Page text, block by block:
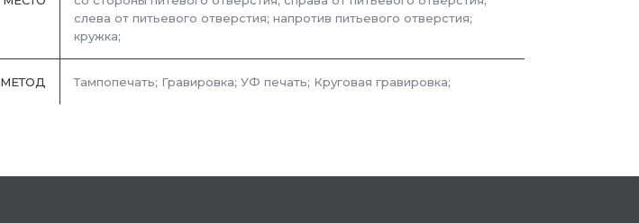
слева от питьевого отверстия; напротив питьевого отверстия;
кружка;
МЕТОД Тампопечать; Гравировка; УФ печать; Круговая гравировка;